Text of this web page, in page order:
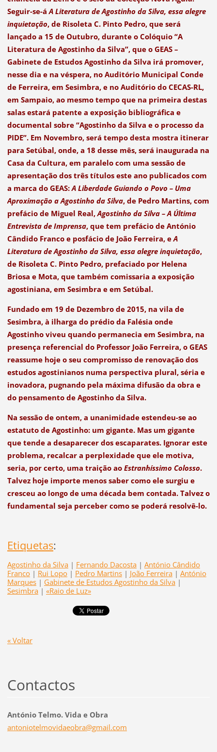
Seguir-se-áA Literatura de Agostinho da Silva, essa alegre
inquietação, de Risoleta C. Pinto Pedro, que será
lançado a 15 de Outubro, durante o Colóquio “A
Literatura de Agostinho da Silva”, que o GEAS –
Gabinete de Estudos Agostinho da Silva irá promover,
nesse dia e na véspera, no Auditório Municipal Conde
de Ferreira, em Sesimbra, e no Auditório do CECAS-RL,
em Sampaio, ao mesmo tempo que na primeira destas
salas estará patente a exposição bibliográfica e
documental sobre “Agostinho da Silva e o processo da
PIDE”. Em Novembro, será tempo desta mostra itinerar
para Setúbal, onde, a 18 desse mês, será inaugurada na
Casa da Cultura, em paralelo com uma sessão de
apresentação dos três títulos este ano publicados com
a marca do GEAS:A Liberdade Guiando o Povo – Uma
Aproximação a Agostinho da Silva, de Pedro Martins, com
prefácio de Miguel Real,Agostinho da Silva – A Última
Entrevista de Imprensa, que tem prefácio de António
Cândido Franco e posfácio de João Ferreira, eA
Literatura de Agostinho da Silva, essa alegre inquietação,
de Risoleta C. Pinto Pedro, prefaciado por Helena
Briosa e Mota, que também comissaria a exposição
agostiniana, em Sesimbra e em Setúbal.
Fundado em 19 de Dezembro de 2015, na vila de
Sesimbra, à ilharga do prédio da Falésia onde
Agostinho viveu quando permanecia em Sesimbra, na
presença referencial do Professor João Ferreira, o GEAS
reassume hoje o seu compromisso de renovação dos
estudos agostinianos numa perspectiva plural, séria e
inovadora, pugnando pela máxima difusão da obra e
do pensamento de Agostinho da Silva.
Na sessão de ontem, a unanimidade estendeu-se ao
estatuto de Agostinho: um gigante. Mas um gigante
que tende a desaparecer dos escaparates. Ignorar este
problema, recalcar a perplexidade que ele motiva,
seria, por certo, uma traição ao Estranhíssimo Colosso.
Talvez hoje importe menos saber como ele surgiu e
cresceu ao longo de uma década bem contada. Talvez o
fundamental seja perceber como se poderá resolvê-lo.
Etiquetas:
Agostinho da Silva | Fernando Dacosta | António Cândido
Franco | Rui Lopo | Pedro Martins | João Ferreira | António
Marques | Gabinete de Estudos Agostinho da Silva |
Sesimbra | «Raio de Luz»
« Voltar
Contactos
António Telmo. Vida e Obra
antoniotelmovidaeobra@gmail.com